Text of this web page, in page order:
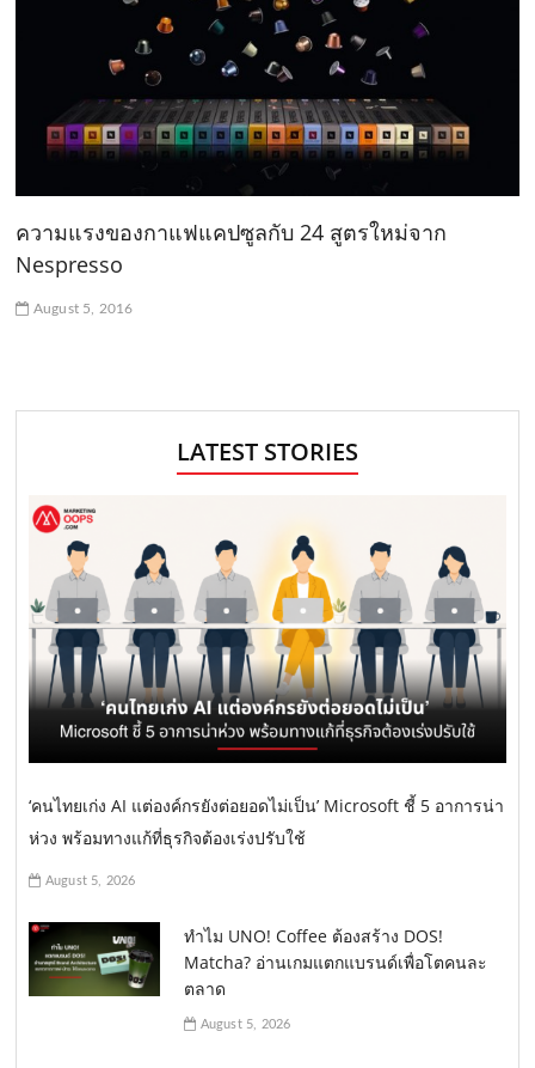
ความแรงของกาแฟแคปซูลกับ 24 สูตรใหม่จาก
Nespresso
August 5, 2016
LATEST STORIES
‘คนไทยเก่ง AI แต่องค์กรยังต่อยอดไม่เป็น’ Microsoft ชี้ 5 อาการน่า
ห่วง พร้อมทางแก้ที่ธุรกิจต้องเร่งปรับใช้
August 5, 2026
ทำไม UNO! Coffee ต้องสร้าง DOS!
Matcha? อ่านเกมแตกแบรนด์เพื่อโตคนละ
ตลาด
August 5, 2026